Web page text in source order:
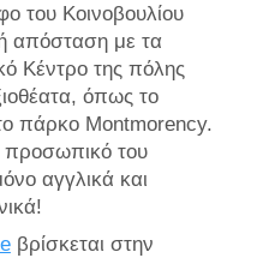
του Κοινοβουλίου
απόσταση με τα
Κέντρο της πόλης
όπως το
πάρκο Montmorency.
προσωπικό του
αγγλικά και
βρίσκεται στην